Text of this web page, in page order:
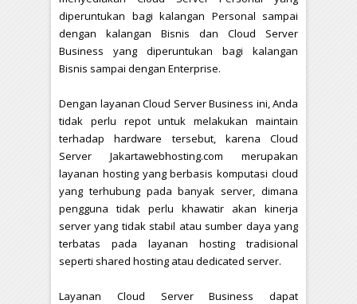
diperuntukan bagi kalangan Personal sampai
dengan kalangan Bisnis dan Cloud Server
Business yang diperuntukan bagi kalangan
Bisnis sampai dengan Enterprise.
Dengan layanan Cloud Server Business ini, Anda
tidak perlu repot untuk melakukan maintain
terhadap hardware tersebut, karena Cloud
Server Jakartawebhosting.com merupakan
layanan hosting yang berbasis komputasi cloud
yang terhubung pada banyak server, dimana
pengguna tidak perlu khawatir akan kinerja
server yang tidak stabil atau sumber daya yang
terbatas pada layanan hosting tradisional
seperti shared hosting atau dedicated server.
Layanan Cloud Server Business dapat